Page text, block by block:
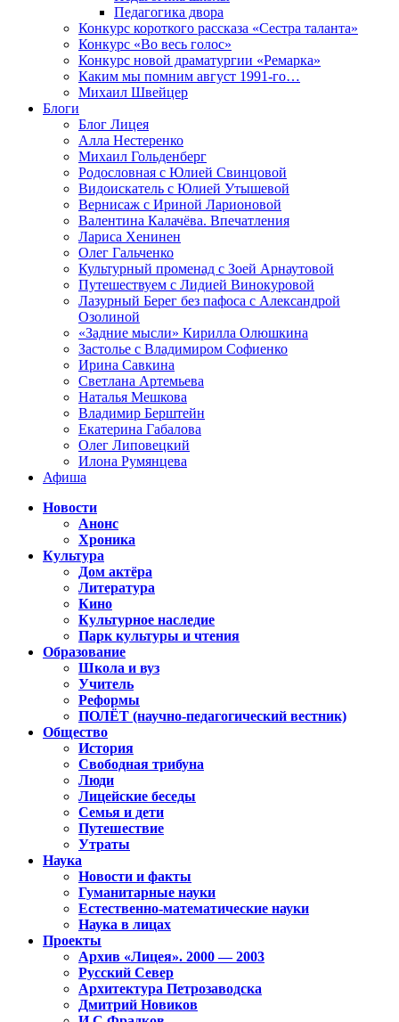
Педагогика двора
Конкурс короткого рассказа «Сестра таланта»
Конкурс «Во весь голос»
Конкурс новой драматургии «Ремарка»
Каким мы помним август 1991-го…
Михаил Швейцер
Блоги
Блог Лицея
Алла Нестеренко
Михаил Гольденберг
Родословная с Юлией Свинцовой
Видоискатель с Юлией Утышевой
Вернисаж с Ириной Ларионовой
Валентина Калачёва. Впечатления
Лариса Хенинен
Олег Гальченко
Культурный променад с Зоей Арнаутовой
Путешествуем с Лидией Винокуровой
Лазурный Берег без пафоса с Александрой
Озолиной
«Задние мысли» Кирилла Олюшкина
Застолье с Владимиром Софиенко
Ирина Савкина
Светлана Артемьева
Наталья Мешкова
Владимир Берштейн
Екатерина Габалова
Олег Липовецкий
Илона Румянцева
Афиша
Новости
Анонс
Хроника
Культура
Дом актёра
Литература
Кино
Культурное наследие
Парк культуры и чтения
Образование
Школа и вуз
Учитель
Реформы
ПОЛЁТ (научно-педагогический вестник)
Общество
История
Свободная трибуна
Люди
Лицейские беседы
Семья и дети
Путешествие
Утраты
Наука
Новости и факты
Гуманитарные науки
Естественно-математические науки
Наука в лицах
Проекты
Архив «Лицея». 2000 — 2003
Русский Север
Архитектура Петрозаводска
Дмитрий Новиков